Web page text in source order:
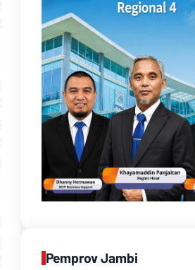
Pemprov Jambi